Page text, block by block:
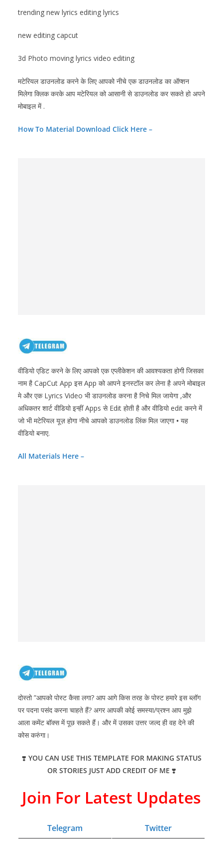
trending new lyrics editing lyrics
new editing capcut
3d Photo moving lyrics video editing
मटेरियल डाउनलोड करने के लिए आपको नीचे एक डाउनलोड का ऑप्शन
मिलेगा क्लिक करके आप मटेरियल को आसानी से डाउनलोड कर सकते हो अपने
मोबाइल में .
How To Material Download Click Here –
वीडियो एडिट करने के लिए आपको एक एप्लीकेशन की आवश्यकता होगी जिसका
नाम है CapCut App इस App को आपने इनस्टॉल कर लेना है अपने मोबाइल
मे और एक Lyrics Video भी डाउनलोड करना है निचे मिल जायेगा ,और
अधिकतर शार्ट वीडियो इन्हीं Apps से Edit होती है और वीडियो edit करने में
जो भी मटेरियल यूज़ होगा नीचे आपको डाउनलोड लिंक मिल जाएगा • यह
वीडियो बनाए.
All Materials Here –
दोस्तो ”आपको पोस्ट कैसा लगा? आप आगे किस तरह के पोस्ट हमारे इस ब्लॉग
पर पदना पसंद करना चाहते हैं? अगर आपकी कोई समस्या/प्रश्न आप मुझे
आला कमेंट बॉक्स में पूछ सकते हैं। और में उसका उत्तर जल्द ही वह देने की
कोस करुंगा।
❣️ YOU CAN USE THIS TEMPLATE FOR MAKING STATUS
OR STORIES JUST ADD CREDIT OF ME ❣️
Join For Latest Updates
Telegram
Twitter